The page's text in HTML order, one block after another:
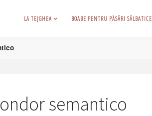
LA TEJGHEA BOABE PENTRU PĂSĂRI SĂLBATICE
semantico